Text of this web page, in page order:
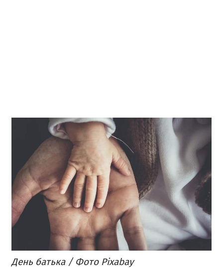
День батька / Фото Pixabay